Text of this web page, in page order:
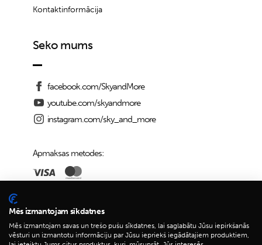
Kontaktinformācija
Seko mums
facebook.com/SkyandMore
youtube.com/skyandmore
instagram.com/sky_and_more
Apmaksas metodes:
Piegādes iespējas:
Mēs izmantojam sīkdatnes
Mēs izmantojam savas un trešo pušu sīkdatnes, lai saglabātu Jūsu iepirkšanās
vēsturi un izmantotu informāciju par Jūsu iepriekš iegādātajiem produktiem,